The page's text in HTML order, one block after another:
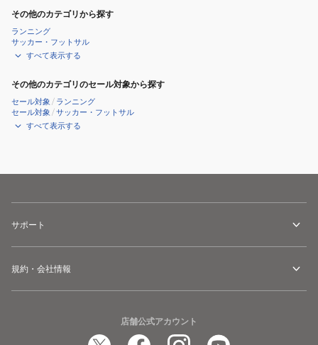
その他のカテゴリから探す
ランニング
サッカー・フットサル
すべて表示する
その他のカテゴリのセール対象から探す
セール対象 / ランニング
セール対象 /サッカー・フットサル
すべて表示する
サポート
規約・会社情報
店舗公式アカウント